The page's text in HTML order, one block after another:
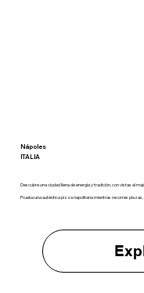
Nápoles
ITALIA
Descubre una ciudad llena de energía y tradición, con vistas al
Prueba una auténtica pizza napolitana mientras recorres plazas,